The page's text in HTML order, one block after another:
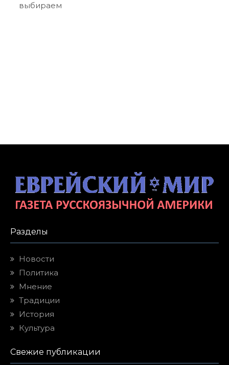
выбираем
Разделы
Новости
Политика
Мнение
Традиции
История
Культура
Свежие публикации